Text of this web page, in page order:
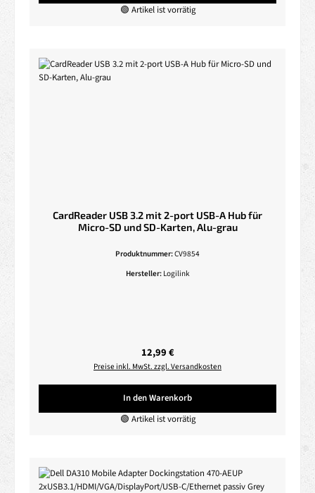
🟢 Artikel ist vorrätig
CardReader USB 3.2 mit 2-port USB-A Hub für
Micro-SD und SD-Karten, Alu-grau
Produktnummer:CV9854
Hersteller: Logilink
Regulärer Preis:
12,99 €
Preise inkl. MwSt. zzgl. Versandkosten
In den Warenkorb
🟢 Artikel ist vorrätig